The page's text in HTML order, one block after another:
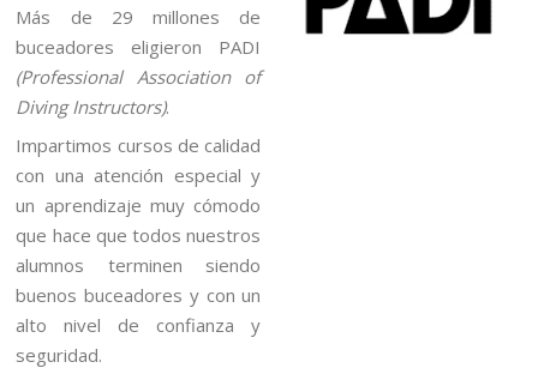
Más de 29 millones de
buceadores eligieron PADI
(Professional Association of
Diving Instructors).
Impartimos cursos de calidad
con una atención especial y
un aprendizaje muy cómodo
que hace que todos nuestros
alumnos terminen siendo
buenos buceadores y con un
alto nivel de confianza y
seguridad.